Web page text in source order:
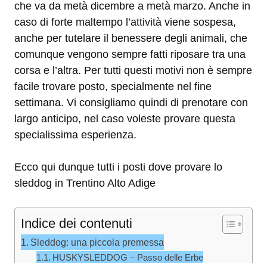
che va da metà dicembre a metà marzo. Anche in
caso di forte maltempo l’attività viene sospesa,
anche per tutelare il benessere degli animali, che
comunque vengono sempre fatti riposare tra una
corsa e l’altra. Per tutti questi motivi non è sempre
facile trovare posto, specialmente nel fine
settimana. Vi consigliamo quindi di prenotare con
largo anticipo, nel caso voleste provare questa
specialissima esperienza.
Ecco qui dunque tutti i posti dove provare lo
sleddog in Trentino Alto Adige
Indice dei contenuti
Sleddog: una piccola premessa
HUSKYSLEDDOG – Passo delle Erbe